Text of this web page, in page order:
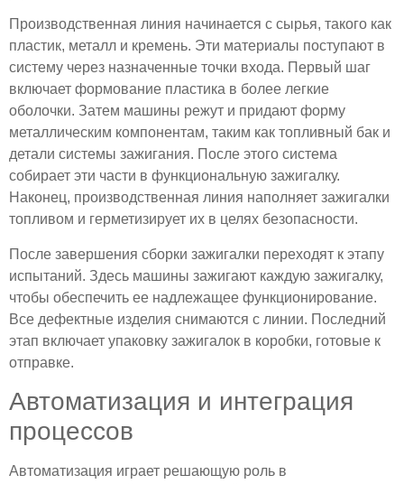
Производственная линия начинается с сырья, такого как
пластик, металл и кремень. Эти материалы поступают в
систему через назначенные точки входа. Первый шаг
включает формование пластика в более легкие
оболочки. Затем машины режут и придают форму
металлическим компонентам, таким как топливный бак и
детали системы зажигания. После этого система
собирает эти части в функциональную зажигалку.
Наконец, производственная линия наполняет зажигалки
топливом и герметизирует их в целях безопасности.
После завершения сборки зажигалки переходят к этапу
испытаний. Здесь машины зажигают каждую зажигалку,
чтобы обеспечить ее надлежащее функционирование.
Все дефектные изделия снимаются с линии. Последний
этап включает упаковку зажигалок в коробки, готовые к
отправке.
Автоматизация и интеграция
процессов
Автоматизация играет решающую роль в